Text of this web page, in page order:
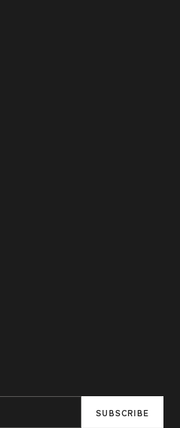
SUBSCRIBE